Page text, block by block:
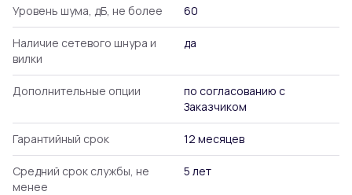
Уровень шума, дБ, не более 60
Наличие сетевого шнура и
вилки
да
Дополнительные опции
по согласованию с
Заказчиком
Гарантийный срок 12 месяцев
Средний срок службы, не
менее
5 лет